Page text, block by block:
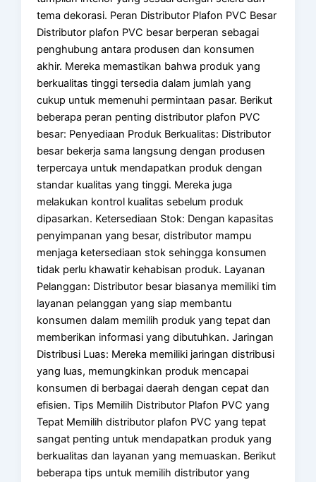
tema dekorasi. Peran Distributor Plafon PVC Besar
Distributor plafon PVC besar berperan sebagai
penghubung antara produsen dan konsumen
akhir. Mereka memastikan bahwa produk yang
berkualitas tinggi tersedia dalam jumlah yang
cukup untuk memenuhi permintaan pasar. Berikut
beberapa peran penting distributor plafon PVC
besar: Penyediaan Produk Berkualitas: Distributor
besar bekerja sama langsung dengan produsen
terpercaya untuk mendapatkan produk dengan
standar kualitas yang tinggi. Mereka juga
melakukan kontrol kualitas sebelum produk
dipasarkan. Ketersediaan Stok: Dengan kapasitas
penyimpanan yang besar, distributor mampu
menjaga ketersediaan stok sehingga konsumen
tidak perlu khawatir kehabisan produk. Layanan
Pelanggan: Distributor besar biasanya memiliki tim
layanan pelanggan yang siap membantu
konsumen dalam memilih produk yang tepat dan
memberikan informasi yang dibutuhkan. Jaringan
Distribusi Luas: Mereka memiliki jaringan distribusi
yang luas, memungkinkan produk mencapai
konsumen di berbagai daerah dengan cepat dan
efisien. Tips Memilih Distributor Plafon PVC yang
Tepat Memilih distributor plafon PVC yang tepat
sangat penting untuk mendapatkan produk yang
berkualitas dan layanan yang memuaskan. Berikut
beberapa tips untuk memilih distributor yang